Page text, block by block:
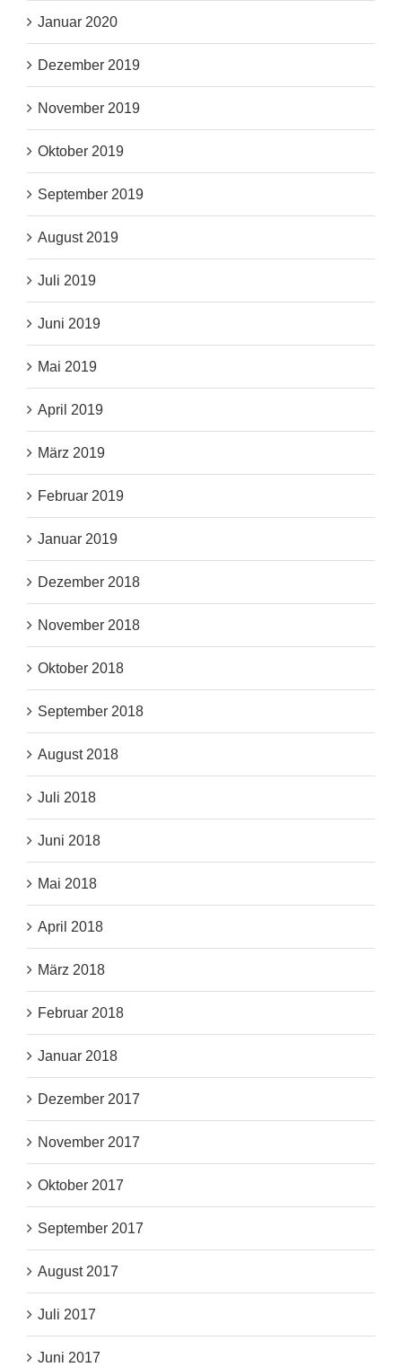
Januar 2020
Dezember 2019
November 2019
Oktober 2019
September 2019
August 2019
Juli 2019
Juni 2019
Mai 2019
April 2019
März 2019
Februar 2019
Januar 2019
Dezember 2018
November 2018
Oktober 2018
September 2018
August 2018
Juli 2018
Juni 2018
Mai 2018
April 2018
März 2018
Februar 2018
Januar 2018
Dezember 2017
November 2017
Oktober 2017
September 2017
August 2017
Juli 2017
Juni 2017